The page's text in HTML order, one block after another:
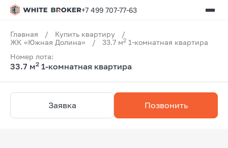
+7 499 707-77-63
Главная / Купить квартиру
/
ЖК «Южная Долина»
/ 33.7 м2 1-комнатная квартира
Номер лота:
33.7 м2 1-комнатная квартира
Заявка Позвонить